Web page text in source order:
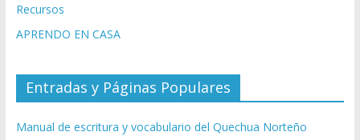
Recursos
APRENDO EN CASA
Entradas y Páginas Populares
Manual de escritura y vocabulario del Quechua Norteño